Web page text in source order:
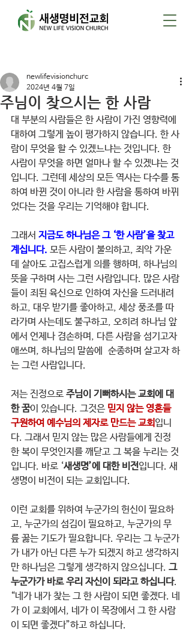
주님이 찾으시는 한 사람
newlifevisionchurc
2024년 4월 7일
대 부분의 사람들은 한 사람이 가진 영향력에
대하여 그렇게 높이 평가하지 않습니다. 한 사
람이 무엇을 할 수 있겠느냐는 것입니다. 한
사람이 무엇을 하면 얼마나 할 수 있겠냐는 것
입니다. 그런데 세상의 모든 역사는 다수를 통
하여 바뀐 것이 아니라 한 사람을 통하여 바뀌
었다는 것을 우리는 기억해야 합니다.
그래서 지금도 하나님은 그 ‘한 사람’을 찾고
계십니다. 모든 사람이 불의하고, 죄악 가운
데 살아도 고집스럽게 의를 행하며, 하나님의
뜻을 구하며 사는 그런 사람입니다. 많은 사람
들이 죄된 육신으로 인하여 자신을 드러내려
하고, 대우 받기를 좋아하고, 세상 풍조를 따
라가며 사는데도 불구하고, 오히려 하나님 앞
에서 언제나 겸손하며, 다른 사람을 섬기고자
애쓰며, 하나님의 말씀에  순종하며 살고자 하
는 그런 사람입니다.
저는 진정으로 주님이 기뻐하시는 교회에 대
한 꿈이 있습니다. 그것은 믿지 않는 영혼들
구원하여 예수님의 제자로 만드는 교회입니
다. 그래서 믿지 않는 많은 사람들에게 진정
한 복이 무엇인지를 깨닫고 그 복을 누리는 것
입니다. 바로 ‘새생명’에 대한 비전입니다. 새
생명이 비전이 되는 교회입니다.
이런 교회를 위하여 누군가의 헌신이 필요하
고, 누군가의 섬김이 필요하고, 누군가의 무
릎 꿇는 기도가 필요합니다. 우리는 그 누군가
가 내가 아닌 다른 누가 되겠지 하고 생각하지
만 하나님은 그렇게 생각하지 않으십니다. 그
누군가가 바로 우리 자신이 되라고 하십니다.
“네가 내가 찾는 그 한 사람이 되면 좋겠다. 네
가 이 교회에서, 네가 이 목장에서 그 한 사람
이 되면 좋겠다”하고 하십니다.